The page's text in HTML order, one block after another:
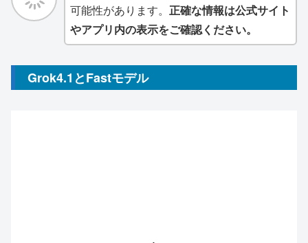
可能性があります。 正確な情報は公式サイト
やアプリ内の表示をご確認ください。
Grok4.1とFastモデル